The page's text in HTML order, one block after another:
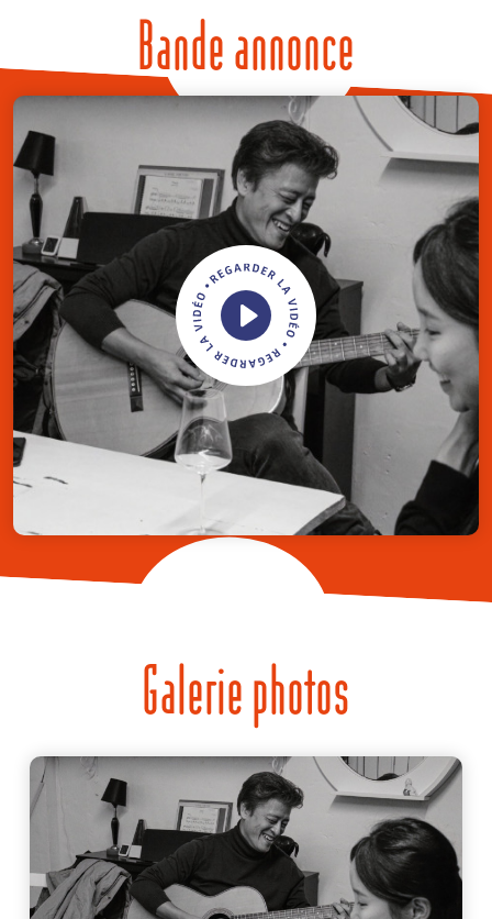
Bande annonce
Galerie photos